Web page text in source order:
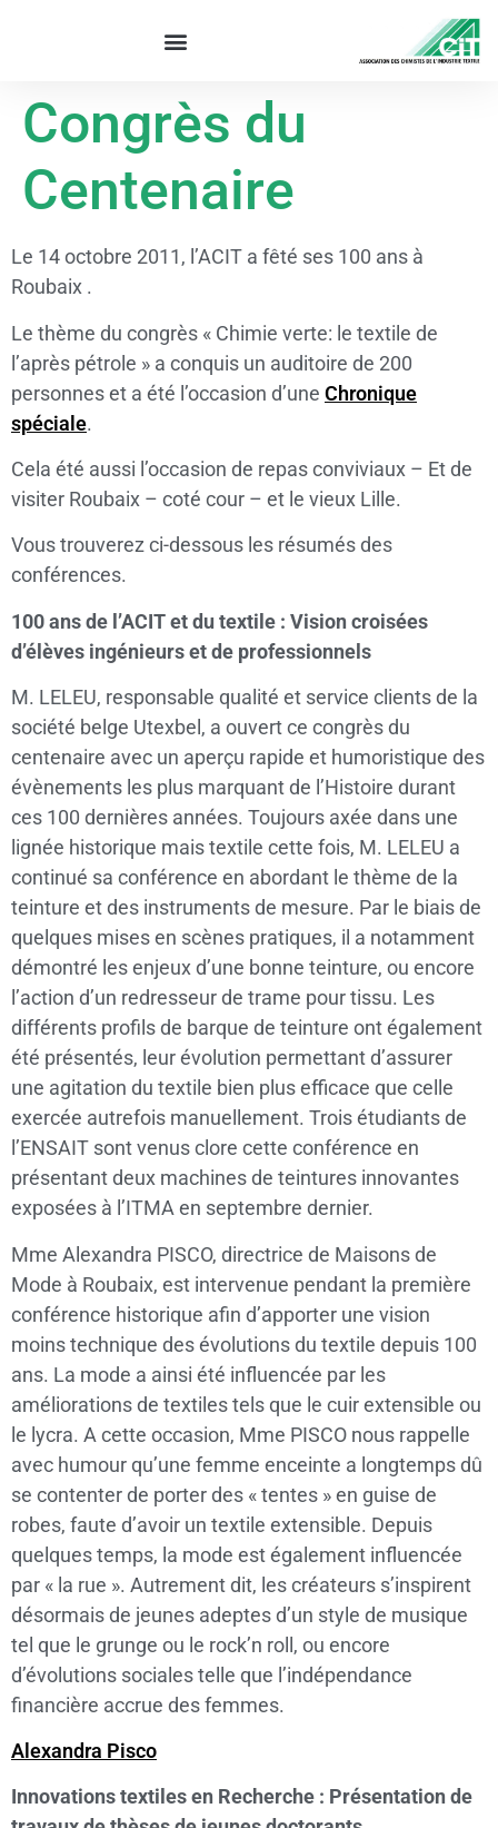
Congrès du
Centenaire
Le 14 octobre 2011, l’ACIT a fêté ses 100 ans à
Roubaix .
Le thème du congrès « Chimie verte: le textile de
l’après pétrole » a conquis un auditoire de 200
personnes et a été l’occasion d’une Chronique
spéciale.
Cela été aussi l’occasion de repas conviviaux – Et de
visiter Roubaix – coté cour – et le vieux Lille.
Vous trouverez ci-dessous les résumés des
conférences.
100 ans de l’ACIT et du textile : Vision croisées
d’élèves ingénieurs et de professionnels
M. LELEU, responsable qualité et service clients de la
société belge Utexbel, a ouvert ce congrès du
centenaire avec un aperçu rapide et humoristique des
évènements les plus marquant de l’Histoire durant
ces 100 dernières années. Toujours axée dans une
lignée historique mais textile cette fois, M. LELEU a
continué sa conférence en abordant le thème de la
teinture et des instruments de mesure. Par le biais de
quelques mises en scènes pratiques, il a notamment
démontré les enjeux d’une bonne teinture, ou encore
l’action d’un redresseur de trame pour tissu. Les
différents profils de barque de teinture ont également
été présentés, leur évolution permettant d’assurer
une agitation du textile bien plus efficace que celle
exercée autrefois manuellement. Trois étudiants de
l’ENSAIT sont venus clore cette conférence en
présentant deux machines de teintures innovantes
exposées à l’ITMA en septembre dernier.
Mme Alexandra PISCO, directrice de Maisons de
Mode à Roubaix, est intervenue pendant la première
conférence historique afin d’apporter une vision
moins technique des évolutions du textile depuis 100
ans. La mode a ainsi été influencée par les
améliorations de textiles tels que le cuir extensible ou
le lycra. A cette occasion, Mme PISCO nous rappelle
avec humour qu’une femme enceinte a longtemps dû
se contenter de porter des « tentes » en guise de
robes, faute d’avoir un textile extensible. Depuis
quelques temps, la mode est également influencée
par « la rue ». Autrement dit, les créateurs s’inspirent
désormais de jeunes adeptes d’un style de musique
tel que le grunge ou le rock’n roll, ou encore
d’évolutions sociales telle que l’indépendance
financière accrue des femmes.
Alexandra Pisco
Innovations textiles en Recherche : Présentation de